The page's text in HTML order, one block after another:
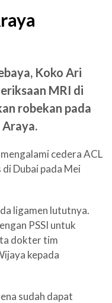
Koko Ari
MRI di
robekan pada
cedera ACL
Dubai pada Mei
ligamen lututnya.
PSSI untuk
dokter tim
kepada
sudah dapat